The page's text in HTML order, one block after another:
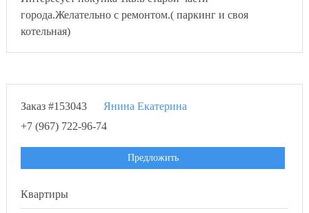
города.Желательно с ремонтом.( паркинг и своя
котельная)
Заказ #153043
Янина Екатерина
+7 (967) 722-96-74
Предложить
Квартиры